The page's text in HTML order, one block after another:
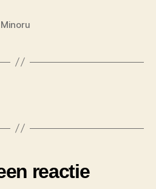
reactie